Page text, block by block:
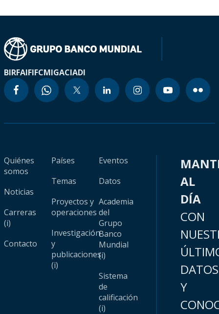
BIRFAIFIFCMIGACIADI
Quiénes
somos
Noticias
Carreras
(i)
Contacto
Países
Temas
Proyectos y
operaciones
Investigación
y
publicaciones
(i)
Eventos
Datos
Academia
del
Grupo
Banco
Mundial
(i)
Sistema
de
calificación
(i)
AL
DÍA
CON
DATOS
Y